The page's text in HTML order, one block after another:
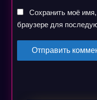
Сохранить моё
браузере для